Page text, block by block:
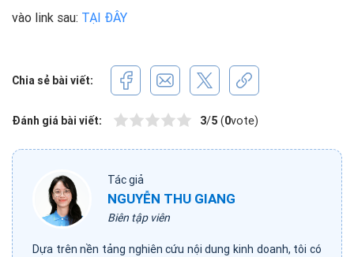
vào link sau: TẠI ĐÂY
Chia sẻ bài viết:
Đánh giá bài viết: 3/5 (0vote)
Tác giả
NGUYỄN THU GIANG
Biên tập viên
Dựa trên nền tảng nghiên cứu nội dung kinh doanh, tôi có